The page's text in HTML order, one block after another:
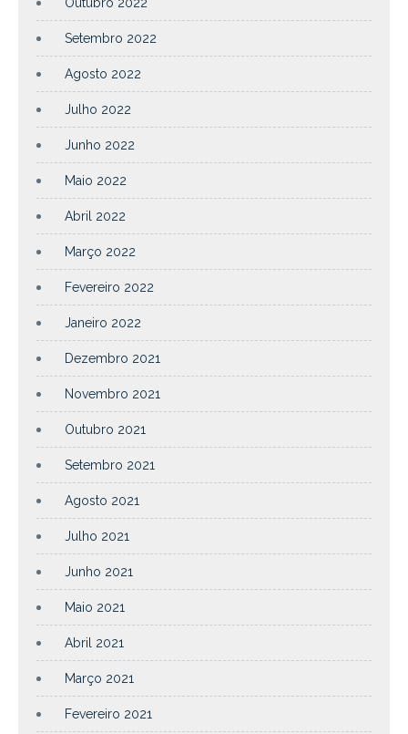
Setembro 2022
Agosto 2022
Julho 2022
Junho 2022
Maio 2022
Abril 2022
Março 2022
Fevereiro 2022
Janeiro 2022
Dezembro 2021
Novembro 2021
Outubro 2021
Setembro 2021
Agosto 2021
Julho 2021
Junho 2021
Maio 2021
Abril 2021
Março 2021
Fevereiro 2021